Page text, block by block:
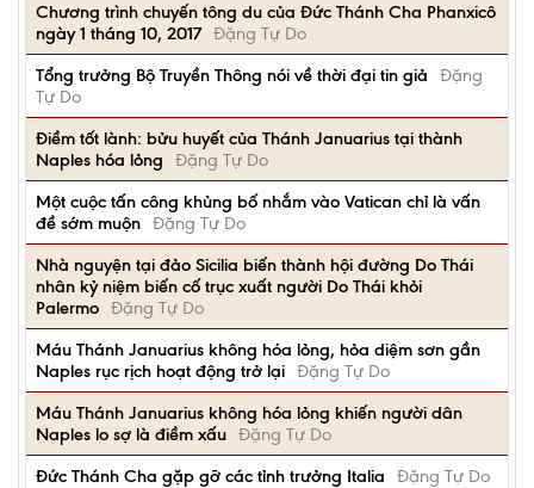
Chương trình chuyến tông du của Đức Thánh Cha Phanxicô
ngày 1 tháng 10, 2017 Đặng Tự Do
Tổng trưởng Bộ Truyền Thông nói về thời đại tin giả
Đặng
Tự Do
Điềm tốt lành: bửu huyết của Thánh Januarius tại thành
Naples hóa lỏng
Đặng Tự Do
Một cuộc tấn công khủng bố nhắm vào Vatican chỉ là vấn
đề sớm muộn Đặng Tự Do
Nhà nguyện tại đảo Sicilia biến thành hội đường Do Thái
nhân kỷ niệm biến cố trục xuất người Do Thái khỏi
Palermo Đặng Tự Do
Máu Thánh Januarius không hóa lỏng, hỏa diệm sơn gần
Naples rục rịch hoạt động trở lại Đặng Tự Do
Máu Thánh Januarius không hóa lỏng khiến người dân
Naples lo sợ là điềm xấu Đặng Tự Do
Đức Thánh Cha gặp gỡ các tỉnh trưởng Italia
Đặng Tự Do